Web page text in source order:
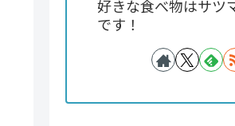
好きな食べ物はサツ
です！